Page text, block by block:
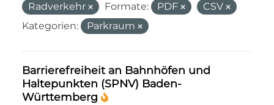
Radverkehr
Formate: PDF
CSV
Kategorien:
Parkraum
Barrierefreiheit an Bahnhöfen und
Haltepunkten (SPNV) Baden-
Württemberg